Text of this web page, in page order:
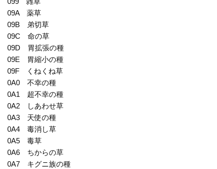
09A 薬草
09B 弟切草
09C 命の草
09D 胃拡張の種
09E 胃縮小の種
09F くねくね草
0A0 不幸の種
0A1 超不幸の種
0A2 しあわせ草
0A3 天使の種
0A4 毒消し草
0A5 毒草
0A6 ちからの草
0A7 キグニ族の種